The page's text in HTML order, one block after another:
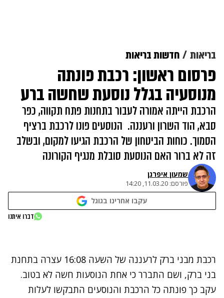
בריאות חדשות בריאות
פרסום ראשון: רכבת פונתה
מנוסעיה בגלל נוסעת שחשה ברע
הרכבת הייתה אמורה לעבור בתחנות פתח תקווה, כפר
סבא, הוד השרון ורעננה. הנוסעים פונו לרכבת ברציף
הסמוך. כוחות הביטחון של הרכבת הגיעו למקום, ובשלב
זה לא ברור האם הנוסעת סובלת מנגיף הקורונה
שמעון איפרגן​
פורסם: 11.03.20, 14:20
עקבו אחרינו בגוגל
נתקלנו בבעיה
דברו איתנו
רכבת מבני ברק לרעננה של השעה 16:08 עצרה בתחנת
בני ברק, ושם התברר כי אחת הנוסעות חשה לא בטוב.
עקב כך פונתה כל הרכבת והנוסעים התבקשו לעלות